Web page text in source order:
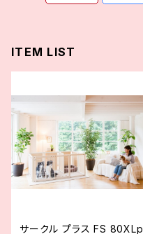
ITEM LIST
サークル プラス FS 80XLp